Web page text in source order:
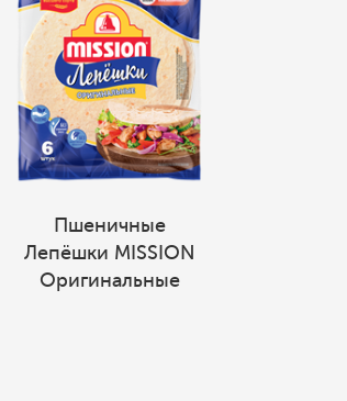
Пшеничные
Лепёшки MISSION
Оригинальные